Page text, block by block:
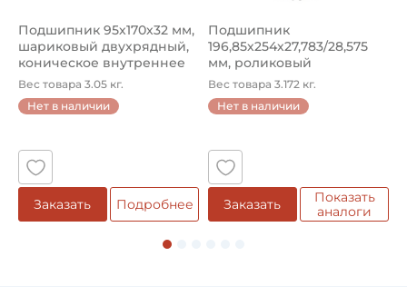
Подшипник 95х170х32 мм,
шариковый двухрядный,
коническое внутреннее
кол...
Вес товара 3.05 кг.
Нет в наличии
Заказать Подробнее
Подшипник
196,85х254х27,783/28,575
мм, роликовый
однорядный конический
...
Вес товара 3.172 кг.
Нет в наличии
Заказать
Показать
аналоги